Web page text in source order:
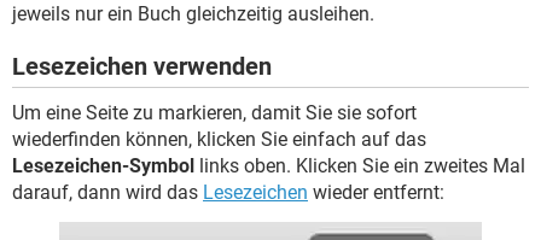
jeweils nur ein Buch gleichzeitig ausleihen.
Lesezeichen verwenden
Um eine Seite zu markieren, damit Sie sie sofort
wiederfinden können, klicken Sie einfach auf das
Lesezeichen-Symbol links oben. Klicken Sie ein zweites Mal
darauf, dann wird das Lesezeichen wieder entfernt: